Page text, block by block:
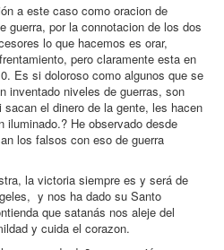
a este caso como oracion de
guerra, por la connotacion de los dos
lo que hacemos es orar,
pero claramente esta en
Es si doloroso como algunos que se
inventado niveles de guerras, son
el dinero de la gente, les hacen
iluminado.? He observado desde
los falsos con eso de guerra
la victoria siempre es y será de
y nos ha dado su Santo
que satanás nos aleje del
y cuida el corazon.